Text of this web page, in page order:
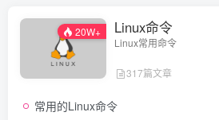
20W+ Linux命令
Linux常用命令
317篇文章
常用的Linux命令